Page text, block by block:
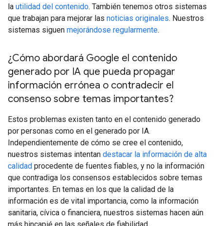
la utilidad del contenido. También tenemos otros sistemas
que trabajan para mejorar las noticias originales. Nuestros
sistemas siguen mejorándose regularmente.
¿Cómo abordará Google el contenido
generado por IA que pueda propagar
información errónea o contradecir el
consenso sobre temas importantes?
Estos problemas existen tanto en el contenido generado
por personas como en el generado por IA.
Independientemente de cómo se cree el contenido,
nuestros sistemas intentan destacar la información de alta
calidad procedente de fuentes fiables, y no la información
que contradiga los consensos establecidos sobre temas
importantes. En temas en los que la calidad de la
información es de vital importancia, como la información
sanitaria, cívica o financiera, nuestros sistemas hacen aún